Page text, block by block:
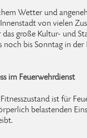
Wetter und
von vielen
große Kultur- und
noch bis Sonntag in
im Feuerwehrdienst
ist für
belastenden